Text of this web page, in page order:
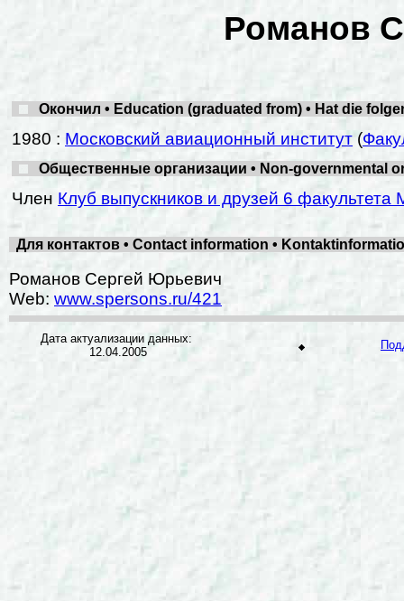
Романов
Окончил • Education (graduated from) • Hat die
1980 : Московский авиационный институт(
Общественные организации • Non-governmental
Член Клуб выпускников и друзей 6 факультета
Для контактов • Contact information •
Романов Сергей Юрьевич
Web: www.spersons.ru/421
Дата актуализации данных:
12.04.2005